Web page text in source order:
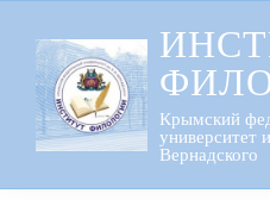
содержанию
Крымский
университет
Вернадского